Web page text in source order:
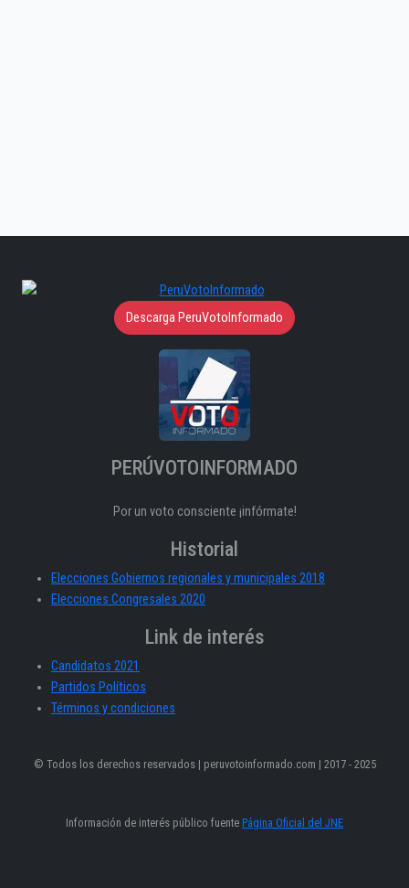
Descarga PeruVotoInformado
PERÚVOTOINFORMADO
Por un voto consciente ¡infórmate!
Historial
Elecciones Gobiernos regionales y municipales 2018
Elecciones Congresales 2020
Link de interés
Candidatos 2021
Partidos Políticos
Términos y condiciones
© Todos los derechos reservados | peruvotoinformado.com | 2017 - 2025
Información de interés público fuente Página Oficial del JNE